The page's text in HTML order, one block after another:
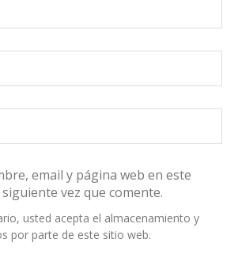
email y página web en este
vez que comente.
usted acepta el almacenamiento y
por parte de este sitio web.